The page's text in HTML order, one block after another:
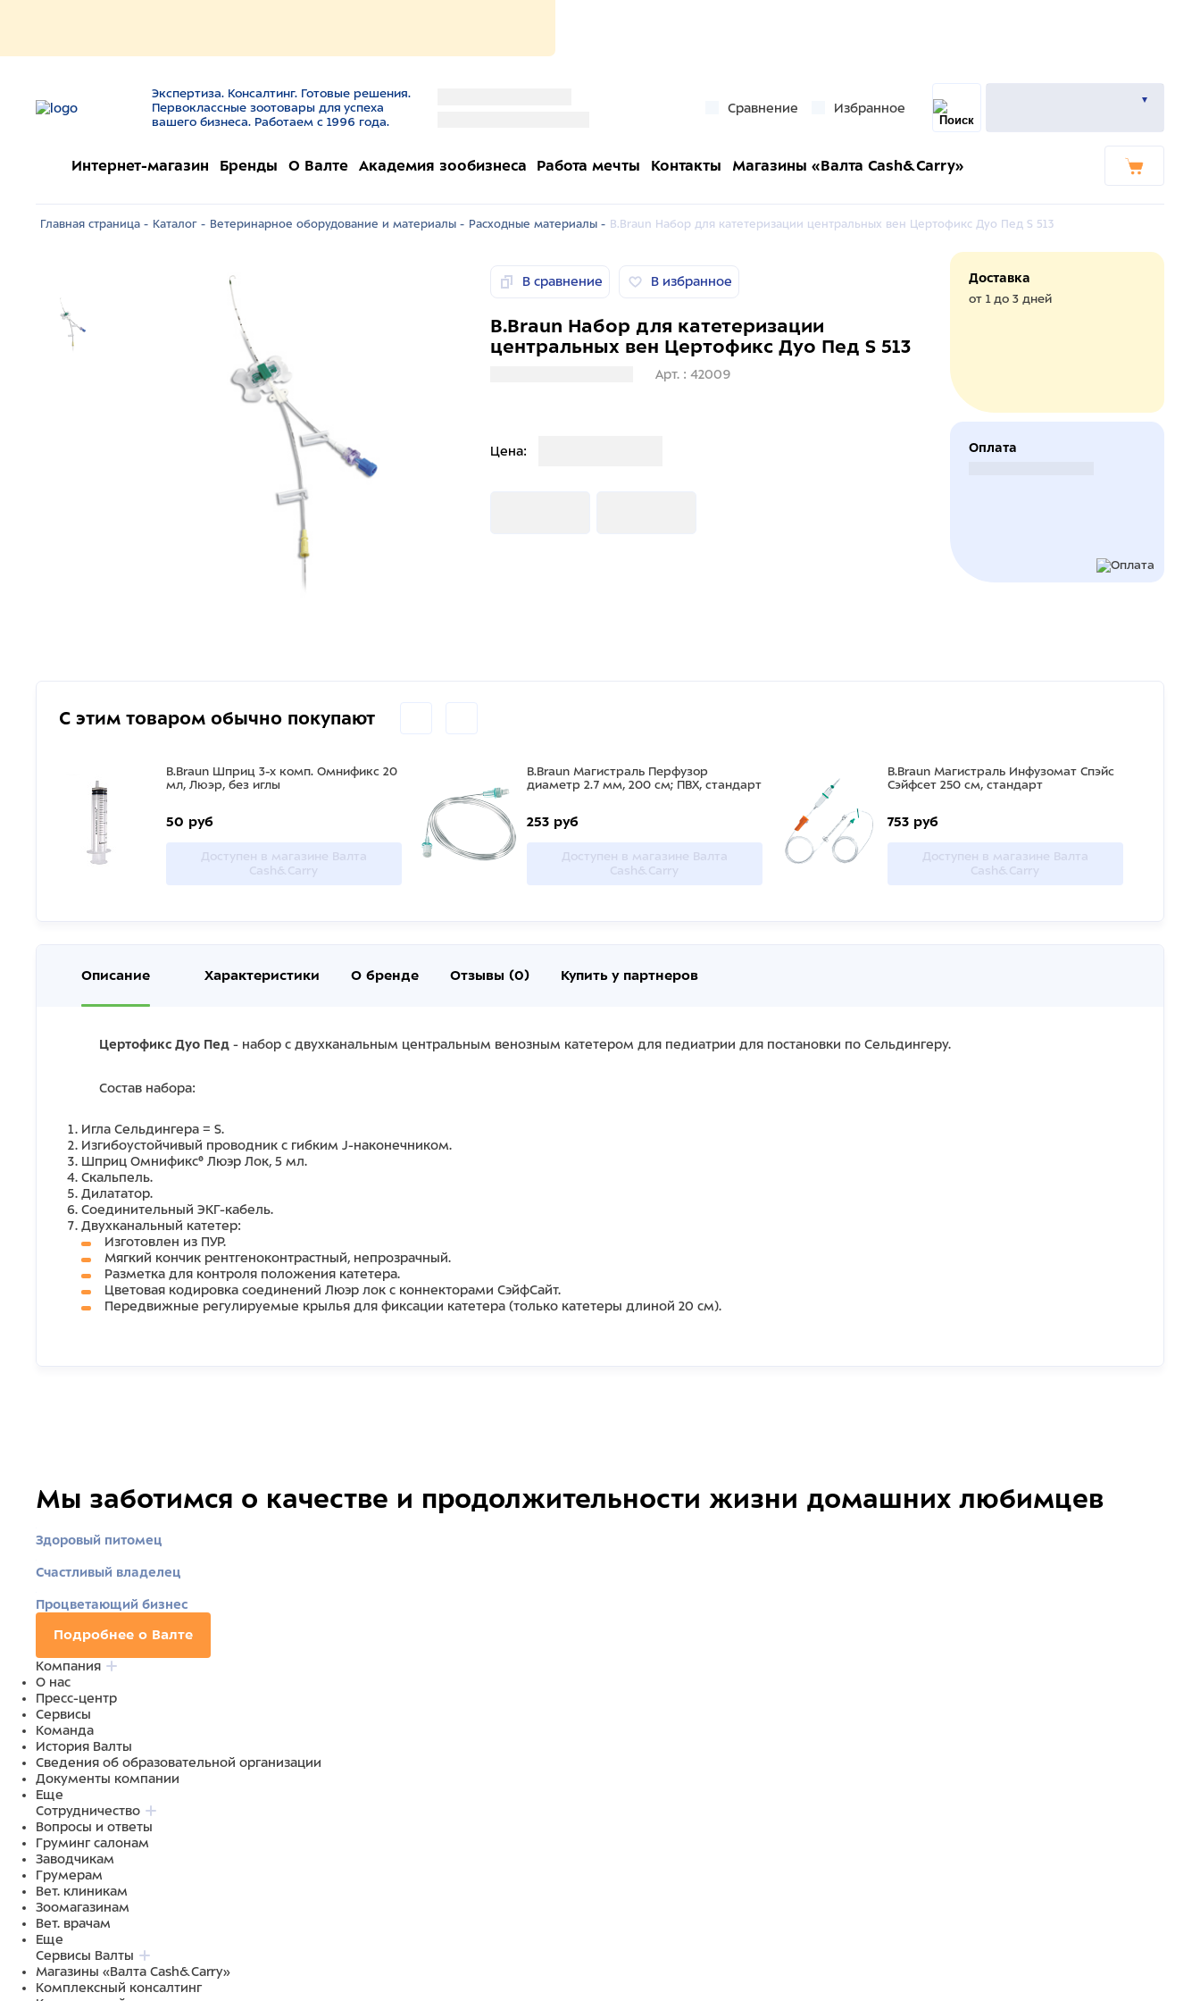
Экспертиза. Консалтинг. Готовые решения.
Первоклассные зоотовары для успеха
вашего бизнеса. Работаем с 1996 года.
Сравнение Избранное
Интернет-магазин Бренды О Валте Академия зообизнеса Работа мечты Контакты Магазины «Валта Cash&Carry»
Главная страница - Каталог - Ветеринарное оборудование и материалы - Расходные материалы - B.Braun Набор для катетеризации центральных вен Цертофикс Дуо Пед S 513
В сравнение В избранное
B.Braun Набор для катетеризации
центральных вен Цертофикс Дуо Пед S 513
Арт. : 42009
Цена:
Доставка
от 1 до 3 дней
Оплата
С этим товаром обычно покупают
B.Braun Шприц 3-х комп. Омнификс 20
мл, Люэр, без иглы
50 руб
Доступен в магазине Валта
Cash&Carry
B.Braun Магистраль Перфузор
диаметр 2.7 мм, 200 см; ПВХ, стандарт
253 руб
Доступен в магазине Валта
Cash&Carry
B.Braun Магистраль Инфузомат Спэйс
Сэйфсет 250 см, стандарт
753 руб
Доступен в магазине Валта
Cash&Carry
Описание Характеристики О бренде Отзывы (0) Купить у партнеров
Цертофикс Дуо Пед - набор с двухканальным центральным венозным катетером для педиатрии для постановки по Сельдингеру.
Состав набора:
Игла Сельдингера = S.
Изгибоустойчивый проводник с гибким J-наконечником.
Шприц Омнификс® Люэр Лок, 5 мл.
Скальпель.
Дилататор.
Соединительный ЭКГ-кабель.
Двухканальный катетер:
Изготовлен из ПУР.
Мягкий кончик рентгеноконтрастный, непрозрачный.
Разметка для контроля положения катетера.
Цветовая кодировка соединений Люэр лок с коннекторами СэйфСайт.
Передвижные регулируемые крылья для фиксации катетера (только катетеры длиной 20 см).
Мы заботимся о качестве и продолжительности жизни домашних любимцев
Здоровый питомец
Счастливый владелец
Процветающий бизнес
Подробнее о Валте
Компания
О нас
Пресс-центр
Сервисы
Команда
История Валты
Сведения об образовательной организации
Документы компании
Еще
Сотрудничество
Вопросы и ответы
Груминг салонам
Заводчикам
Грумерам
Вет. клиникам
Зоомагазинам
Вет. врачам
Еще
Сервисы Валты
Магазины «Валта Cash&Carry»
Комплексный консалтинг